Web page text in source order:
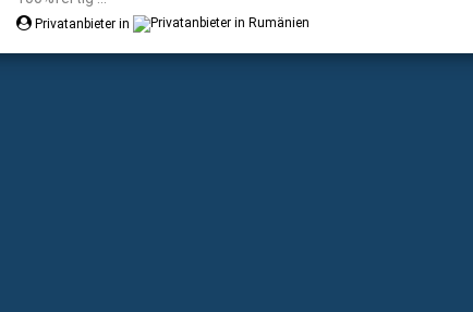
Privatanbieter in